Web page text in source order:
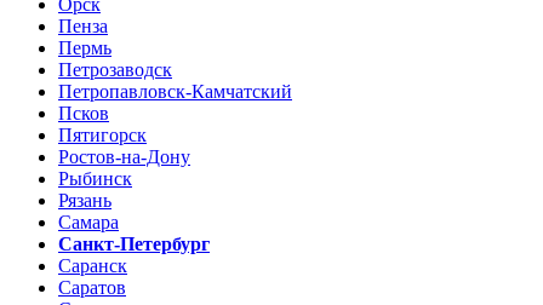
Пенза
Пермь
Петрозаводск
Петропавловск-Камчатский
Псков
Пятигорск
Ростов-на-Дону
Рыбинск
Рязань
Самара
Санкт-Петербург
Саранск
Саратов